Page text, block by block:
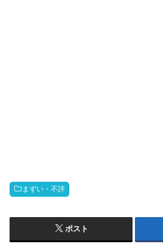
まずい・不評
ポスト